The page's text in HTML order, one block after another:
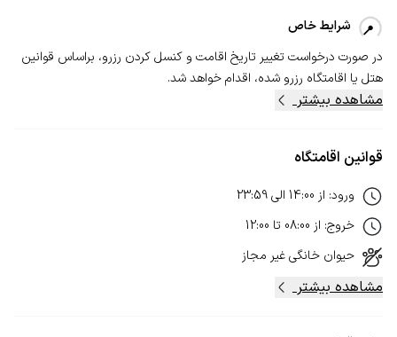
شرایط خاص
در صورت درخواست تغییر تاریخ اقامت و کنسل‌ کردن رزرو، بر‌اساس قوانین
هتل یا اقامتگاه رزرو شده، اقدام خواهد شد.
مشاهده بیشتر
قوانین اقامتگاه
ورود: از 14:00 الی23:59
خروج: از 08:00 تا 12:00
حیوان خانگیغیر مجاز
مشاهده بیشتر